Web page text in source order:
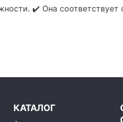
✔️ Она соответствует
КАТАЛОГ